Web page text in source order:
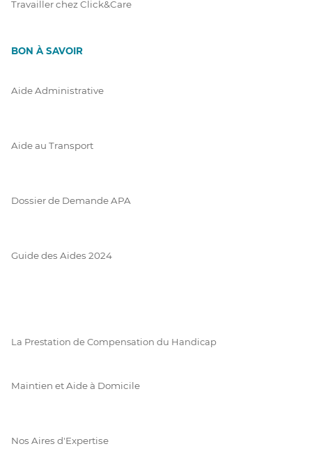
Travailler chez Click&Care
BON À SAVOIR
Aide Administrative
Aide au Transport
Dossier de Demande APA
Guide des Aides 2024
La Prestation de Compensation du Handicap
Maintien et Aide à Domicile
Nos Aires d'Expertise